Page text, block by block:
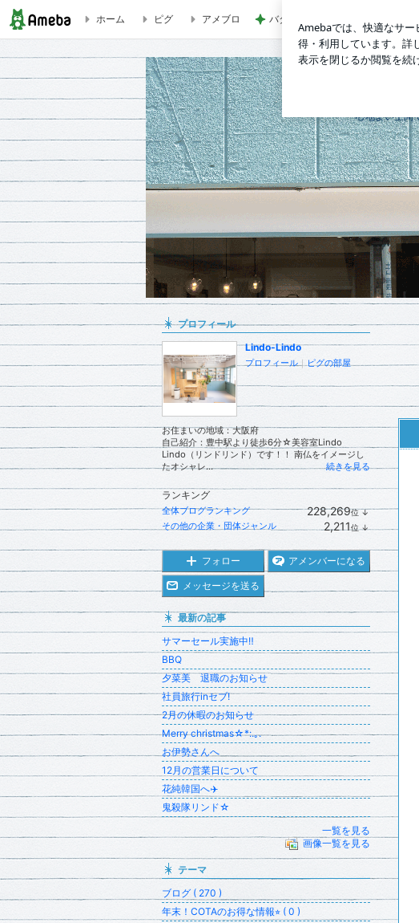
ホーム ピグ アメブロ バターがじゅわる厚切りトースト
心地よい空間
プロフィール
Lindo-Lindo
プロフィール｜ピグの部屋
お住まいの地域：大阪府
自己紹介：豊中駅より徒歩6分☆美容室Lindo
Lindo（リンドリンド）です！！ 南仏をイメージし
たオシャレ...
続きを見る
ランキング
全体ブログランキング 228,269位 ↓
ン
ン
グ
その他の企業・団体ジャンル 2,211位 ↓
ン
下
フォロー アメンバーになる
メッセージを送る
最新の記事
サマーセール実施中‼️
BBQ
夕菜美 退職のお知らせ
社員旅行inセブ!
2月の休暇のお知らせ
Merry christmas☆*:.｡.
お伊勢さんへ
12月の営業日について
花純韓国へ✈️
鬼殺隊リンド☆
一覧を見る
画像一覧を見る
テーマ
ブログ ( 270 )
年末！COTAのお得な情報⭐︎ ( 0 )